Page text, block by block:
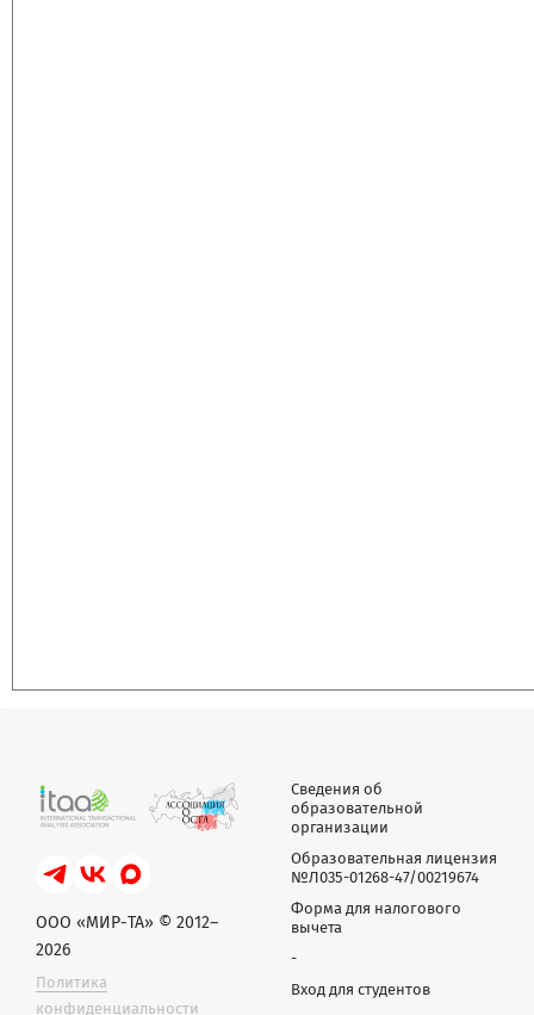
ООО «МИР-ТА» © 2012–
2026
Политика
конфиденциальности
Сведения об
образовательной
организации
Образовательная лицензия
№Л035-01268-47/00219674
Форма для налогового
вычета
-
Вход для студентов